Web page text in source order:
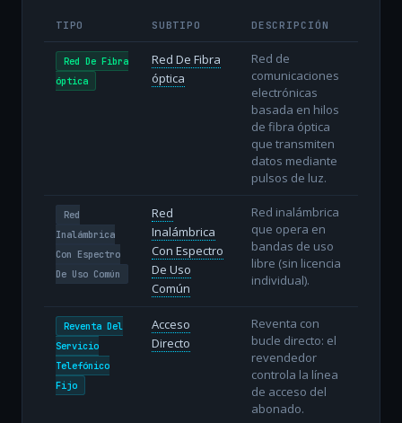
TIPO SUBTIPO DESCRIPCIÓN
Red De Fibra
óptica
Red De Fibra
óptica
Red de
comunicaciones
electrónicas
basada en hilos
de fibra óptica
que transmiten
datos mediante
pulsos de luz.
Red
Inalámbrica
Con Espectro
De Uso Común
Red
Inalámbrica
Con Espectro
De Uso
Común
Red inalámbrica
que opera en
bandas de uso
libre (sin licencia
individual).
Reventa Del
Servicio
Telefónico
Fijo
Acceso
Directo
Reventa con
bucle directo: el
revendedor
controla la línea
de acceso del
abonado.